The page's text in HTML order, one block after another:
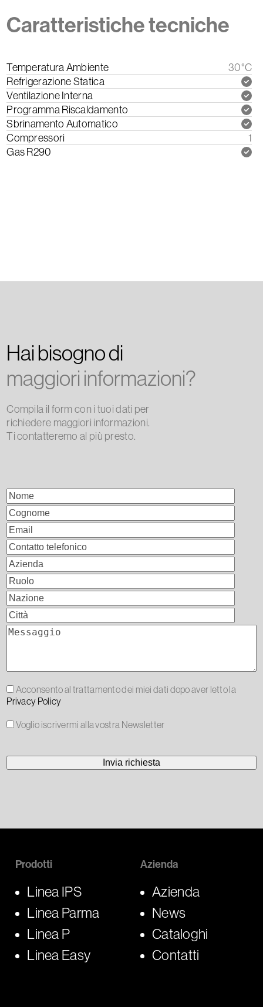
Caratteristiche tecniche
Temperatura Ambiente
30°C
Refrigerazione Statica
Ventilazione Interna
Programma Riscaldamento
Sbrinamento Automatico
Compressori
1
Gas R290
Hai bisogno di
maggiori informazioni?
Compila il form con i tuoi dati per
richiedere maggiori informazioni.
Ti contatteremo al più presto.
Acconsento al trattamento dei miei dati dopo aver letto la
Privacy Policy
Voglio iscrivermi alla vostra Newsletter
Prodotti
Linea IPS
Linea Parma
Linea P
Linea Easy
Azienda
Azienda
News
Cataloghi
Contatti